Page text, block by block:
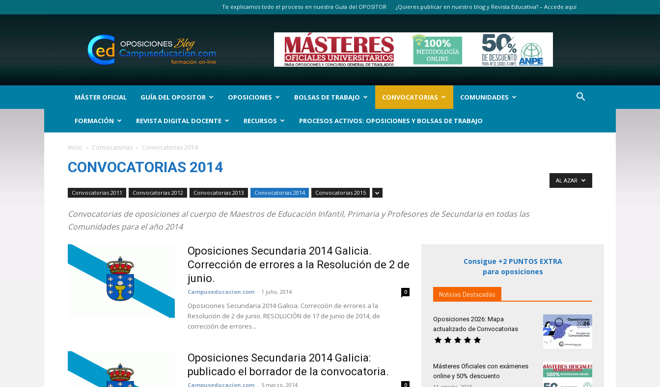
Te explicamos todo el proceso en nuestra Guía del OPOSITOR ¿Quieres publicar en nuestro blog y Revista Educativa? – Accede aquí
BLOG
Noticias
Oposiciones
y
bolsas
Trabajo
Interinos.
MÁSTER OFICIAL GUÍA DEL OPOSITOR OPOSICIONES BOLSAS DE TRABAJO CONVOCATORIAS COMUNIDADES
FORMACIÓN REVISTA DIGITAL DOCENTE RECURSOS PROCESOS ACTIVOS: OPOSICIONES Y BOLSAS DE TRABAJO
Inicio Convocatorias Convocatorias 2014
CONVOCATORIAS 2014
Convocatorias 2011 Convocatorias 2012 Convocatorias 2013 Convocatorias 2014 Convocatorias 2015
Convocatorias de oposiciones al cuerpo de Maestros de Educación Infantil, Primaria y Profesores de Secundaria en todas las
Comunidades para el año 2014
AL AZAR
Oposiciones Secundaria 2014 Galicia.
Corrección de errores a la Resolución de 2 de
junio.
Campuseducacion.com - 1 julio, 2014 0
Oposiciones Secundaria 2014 Galicia. Corrección de errores a la
Resolución de 2 de junio. RESOLUCIÓN de 17 de junio de 2014, de
corrección de errores...
Oposiciones Secundaria 2014 Galicia:
publicado el borrador de la convocatoria.
Campuseducacion.com - 5 marzo, 2014 0
Consigue +2 PUNTOS EXTRA
para oposiciones
Noticias Destacadas
Oposiciones 2026: Mapa
actualizado de Convocatorias
Másteres Oficiales con exámenes
online y 50% descuento